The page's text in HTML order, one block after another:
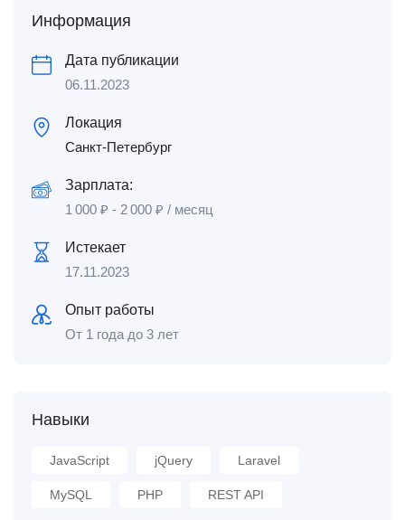
Информация
Дата публикации
06.11.2023
Локация
Санкт-Петербург
Зарплата:
1 000 ₽ - 2 000 ₽ / месяц
Истекает
17.11.2023
Опыт работы
От 1 года до 3 лет
Навыки
JavaScript jQuery Laravel
MySQL PHP REST API